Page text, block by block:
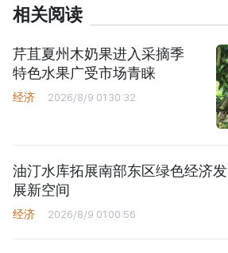
相关阅读
芹苴夏州木奶果进入采摘季
特色水果广受市场青睐
经济 2026/8/9 01:30:32
油汀水库拓展南部东区绿色经济发
展新空间
经济 2026/8/9 01:00:56